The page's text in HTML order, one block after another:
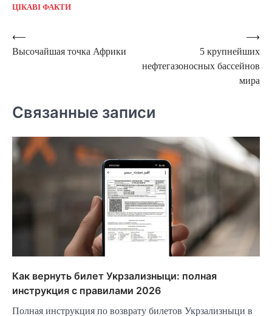
ЦІКАВІ ФАКТИ
Навигация
по
⟵
Высочайшая точка Африки
5 крупнейших
нефтегазоносных бассейнов
мира
⟶
Связанные записи
Как вернуть билет Укрзализныци: полная
инструкция с правилами 2026
Полная инструкция по возврату билетов Укрзализныци в